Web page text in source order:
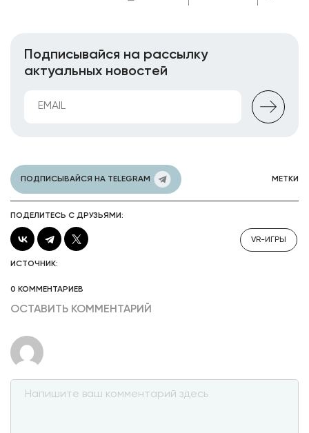
Подписывайся на рассылку
актуальных новостей
ПОДПИСЫВАЙСЯ НА TELEGRAM МЕТКИ
ПОДЕЛИТЕСЬ С ДРУЗЬЯМИ:
VR-ИГРЫ
ИСТОЧНИК:
0 КОММЕНТАРИЕВ
ОСТАВИТЬ КОММЕНТАРИЙ